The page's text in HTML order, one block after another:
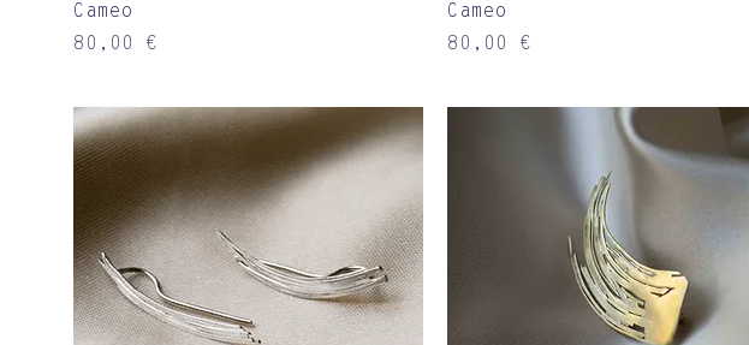
Cameo
Precio
80,00 €
Cameo
Precio
80,00 €